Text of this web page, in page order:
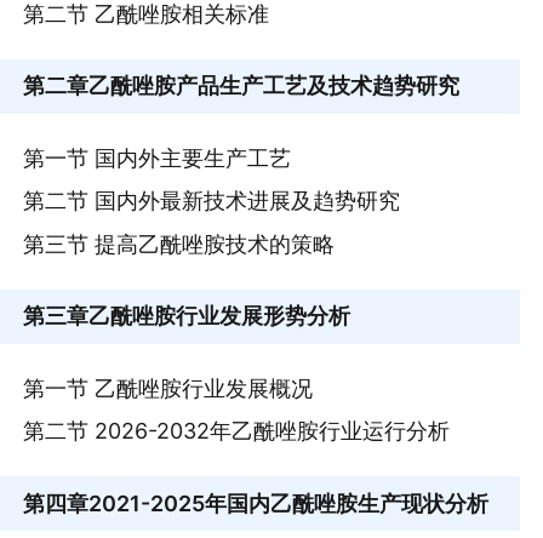
第二节 乙酰唑胺相关标准
第二章乙酰唑胺产品生产工艺及技术趋势研究
第一节 国内外主要生产工艺
第二节 国内外最新技术进展及趋势研究
第三节 提高乙酰唑胺技术的策略
第三章乙酰唑胺行业发展形势分析
第一节 乙酰唑胺行业发展概况
第二节 2026-2032年乙酰唑胺行业运行分析
第四章2021-2025年国内乙酰唑胺生产现状分析